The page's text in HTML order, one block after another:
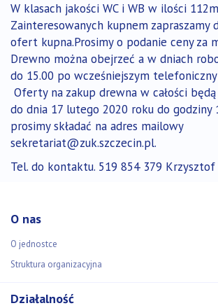
W klasach jakości WC i WB w ilości
Zainteresowanych kupnem zapraszamy
ofert kupna.Prosimy o podanie ceny za
Drewno można obejrzeć a w dniach
do 15.00 po wcześniejszym
Oferty na zakup drewna w całości
do dnia 17 lutego 2020 roku do godziny
prosimy składać na adres mailowy
sekretariat@zuk.szczecin.pl.
Tel. do kontaktu. 519 854 379
O nas
O jednostce
Struktura organizacyjna
Działalność